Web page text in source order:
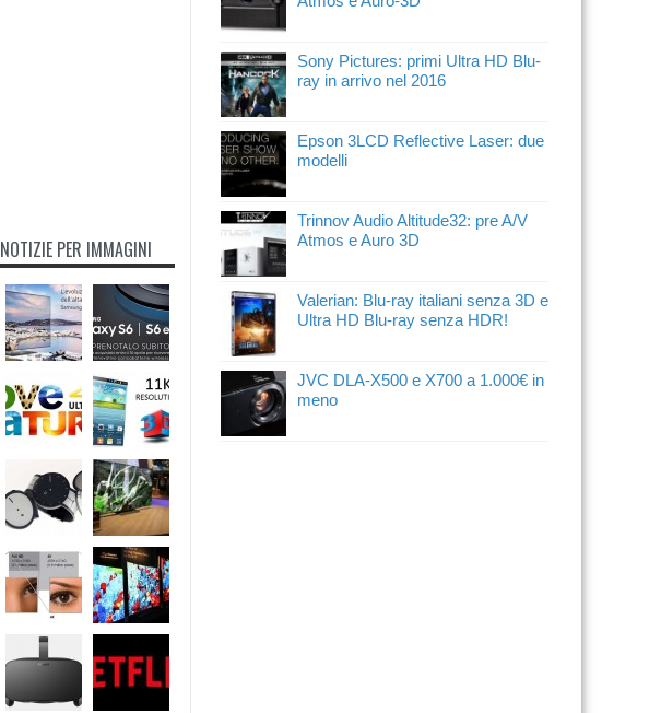
NOTIZIE PER IMMAGINI
Sony Pictures: primi Ultra HD Blu-
ray in arrivo nel 2016
Epson 3LCD Reflective Laser: due
modelli
Trinnov Audio Altitude32: pre A/V
Atmos e Auro 3D
Valerian: Blu-ray italiani senza 3D e
Ultra HD Blu-ray senza HDR!
JVC DLA-X500 e X700 a 1.000€ in
meno